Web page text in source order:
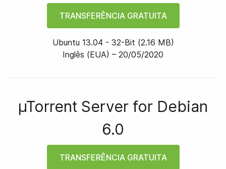
TRANSFERÊNCIA GRATUITA
Ubuntu 13.04 - 32-bit (2.16 MB)
Inglês (EUA) – 20/05/2020
µTorrent Server for Debian
6.0
TRANSFERÊNCIA GRATUITA